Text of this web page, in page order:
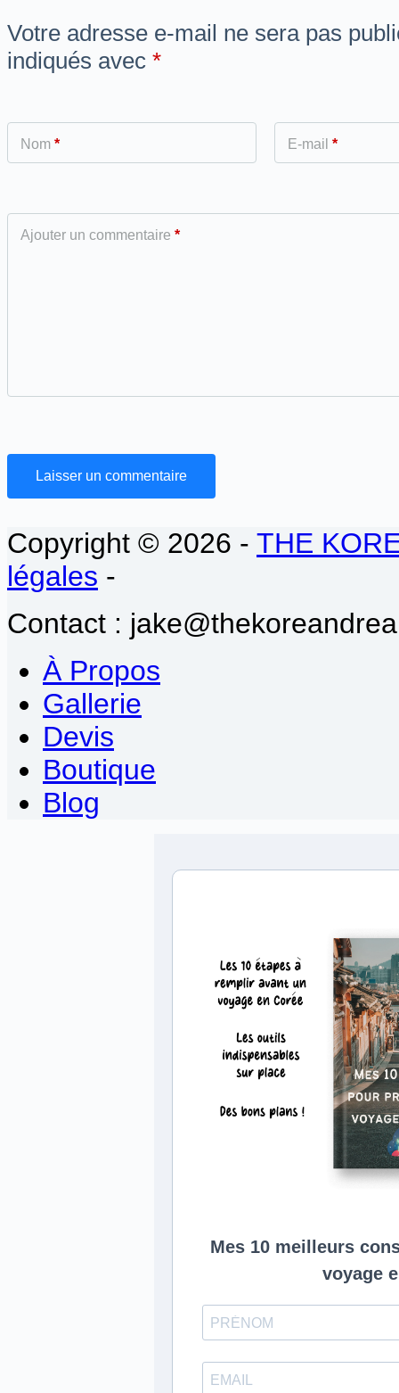
Votre adresse e-mail ne sera pas
indiqués avec *
Nom * E-mail *
Ajouter un commentaire *
Laisser un commentaire
Copyright © 2026 - THE
légales -
Contact :
À Propos
Gallerie
Devis
Boutique
Blog